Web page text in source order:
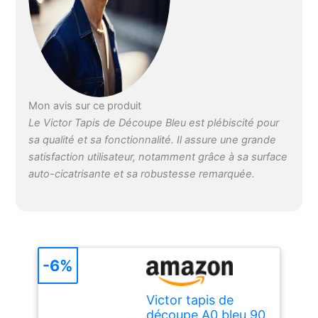
Mon avis sur ce produit
Le Victor Tapis de Découpe Bleu est plébiscité pour
sa qualité et sa fonctionnalité. Il assure une grande
satisfaction utilisateur, notamment grâce à sa surface
auto-cicatrisante et sa robustesse remarquée.
Victor tapis de
-6%